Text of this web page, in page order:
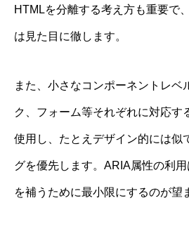
HTMLを分離する考え方も重要で
は見た目に徹します。
また、小さなコンポーネントレベ
ク、フォーム等それぞれに対応す
使用し、たとえデザイン的には似
グを優先します。ARIA属性の利
を補うために最小限にするのが望